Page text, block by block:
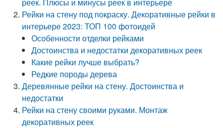
Рейки на стену под покраску. Декоративные рейки в
интерьере 2023: ТОП 100 фотоидей
Особенности отделки рейками
Достоинства и недостатки декоративных реек
Какие рейки лучше выбрать?
Редкие породы дерева
Деревянные рейки на стену. Достоинства и
недостатки
Рейки на стену своими руками. Монтаж
декоративных реек